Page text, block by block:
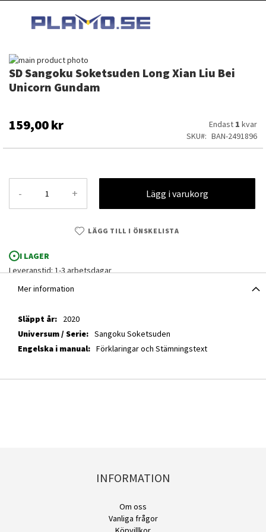
INNEHÅLLET
SD Sangoku Soketsuden Long Xian Liu Bei
Unicorn Gundam
159,00 kr Endast 1 kvar
SKU
BAN-2491896
- + Lägg i varukorg
LÄGG TILL I ÖNSKELISTA
I LAGER
Leveranstid: 1-3 arbetsdagar
Hoppa
till
slutet
av
SD Sangoku Soketsuden Long Xian Liu Bei Unicorn Gundam
Hoppa
till
början
bildgalleriet
Mer information
Mer
information
2020
Sangoku Soketsuden
Förklaringar och Stämningstext
INFORMATION
Om oss
Vanliga frågor